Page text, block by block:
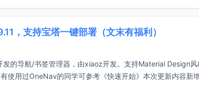
，支持宝塔一键部署（文末有福利）
的导航/书签管理器，由xiaoz开发。支持Material Design
使用过OneNav的同学可参考《快速开始》本次更新内容